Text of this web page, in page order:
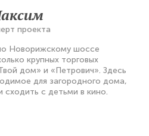
проекта
Новорижскому шоссе
крупных торговых
дом» и «Петрович». Здесь
для загородного дома,
сходить с детьми в кино.